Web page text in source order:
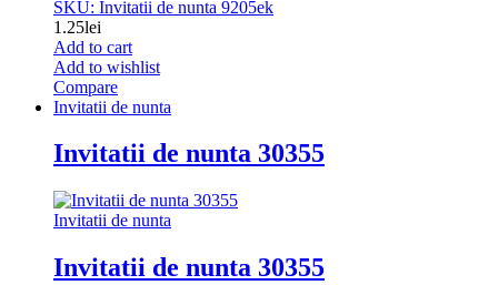
SKU: Invitatii de nunta 9205ek
1.25lei
Add to cart
Add to wishlist
Compare
Invitatii de nunta
Invitatii de nunta 30355
Invitatii de nunta
Invitatii de nunta 30355